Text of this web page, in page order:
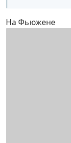
На Фьюжене